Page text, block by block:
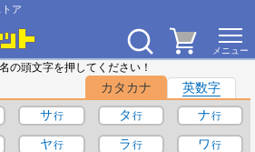
ア
頭文字を押してください！
カタカナ
英数字
サ タ
ナ
ヤ ラ ワ